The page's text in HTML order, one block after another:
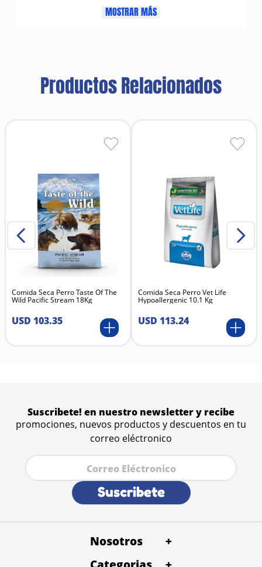
coadyuvante a tratamientos específicos contra
afecciones del canal auditivo. Su fórmula ofrece una
humedad dentro del can.
MOSTRAR MÁS
Productos Relacionados
Comida Seca Perro Taste Of The
Wild Pacific Stream 18Kg
USD 103.35
Comida Seca Perro Vet Life
Hypoallergenic 10.1 Kg
USD 113.24
Suscribete! en nuestro newsletter y recibe
promociones, nuevos productos y descuentos en tu
correo eléctronico
Suscribete
Nosotros
+